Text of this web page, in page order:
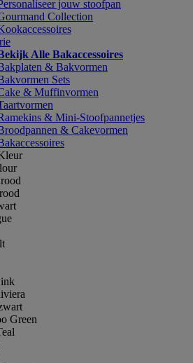
jouw stoofpan
Collection
Alle Bakaccessoires
& Bakvormen
Sets
& Muffinvormen
& Mini-Stoofpannetjes
& Cakevormen
Green